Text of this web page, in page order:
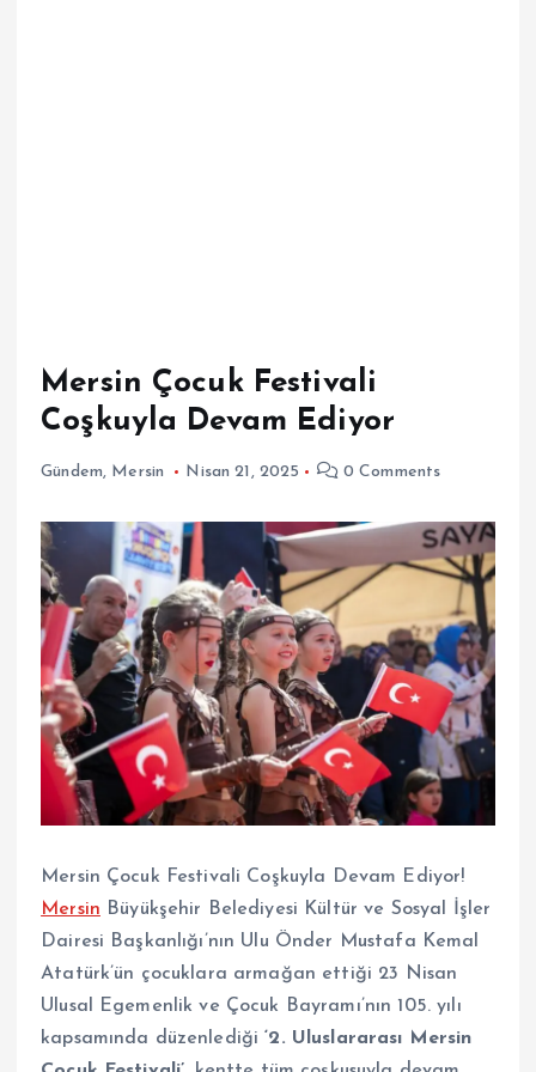
Mersin Çocuk Festivali
Coşkuyla Devam Ediyor
Gündem, Mersin Nisan 21, 2025 0 Comments
Mersin Çocuk Festivali Coşkuyla Devam Ediyor!
Mersin Büyükşehir Belediyesi Kültür ve Sosyal İşler
Dairesi Başkanlığı’nın Ulu Önder Mustafa Kemal
Atatürk’ün çocuklara armağan ettiği 23 Nisan
Ulusal Egemenlik ve Çocuk Bayramı’nın 105. yılı
kapsamında düzenlediği‘2. Uluslararası Mersin